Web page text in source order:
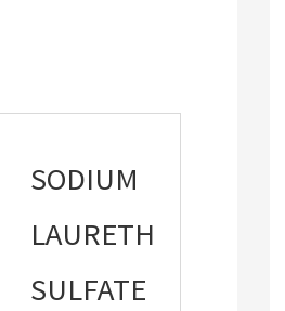
SODIUM
LAURETH
SULFATE